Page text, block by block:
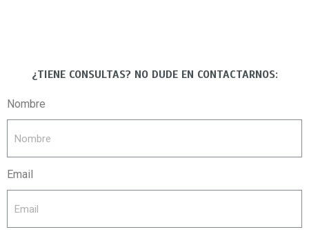
¿TIENE CONSULTAS? NO DUDE EN CONTACTARNOS:
Nombre
Email